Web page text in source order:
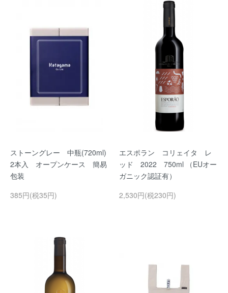
ストーングレー 中瓶(720ml)
2本入 オープンケース 簡易
包装
385円(税35円)
エスポラン コリェイタ レ
ッド 2022 750ml （EUオー
ガニック認証有）
2,530円(税230円)